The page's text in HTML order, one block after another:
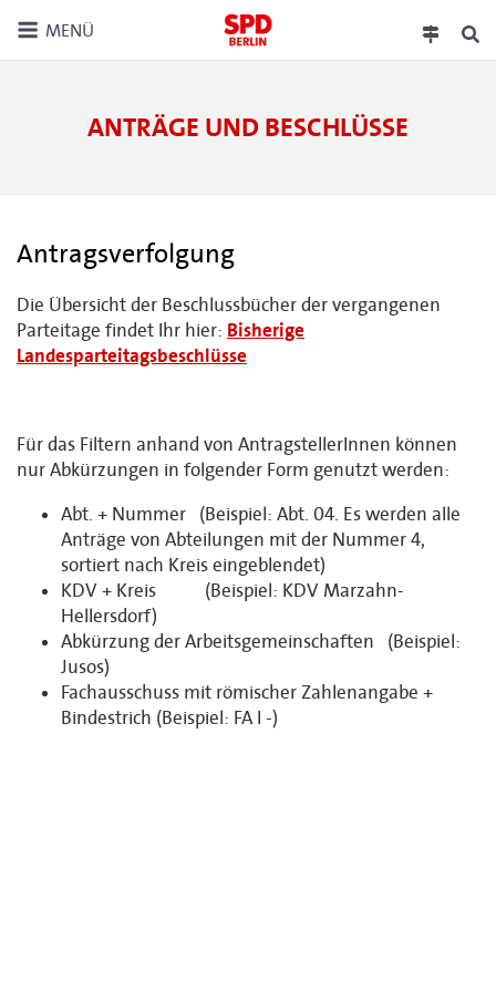
MENÜ
ANTRÄGE UND BESCHLÜSSE
Antragsverfolgung
Die Übersicht der Beschlussbücher der vergangenen
Parteitage findet Ihr hier: Bisherige
Landesparteitagsbeschlüsse
Für das Filtern anhand von AntragstellerInnen können
nur Abkürzungen in folgender Form genutzt werden:
Abt. + Nummer (Beispiel: Abt. 04. Es werden alle
Anträge von Abteilungen mit der Nummer 4,
sortiert nach Kreis eingeblendet)
KDV + Kreis (Beispiel: KDV Marzahn-
Hellersdorf)
Abkürzung der Arbeitsgemeinschaften (Beispiel:
Jusos)
Fachausschuss mit römischer Zahlenangabe +
Bindestrich (Beispiel: FA I -)